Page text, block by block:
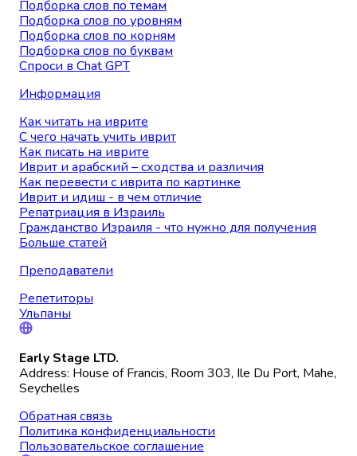
Подборка слов по темам
Подборка слов по уровням
Подборка слов по корням
Подборка слов по буквам
Спроси в Chat GPT
Информация
Как читать на иврите
С чего начать учить иврит
Как писать на иврите
Иврит и арабский – сходства и различия
Как перевести с иврита по картинке
Иврит и идиш - в чем отличие
Репатриация в Израиль
Гражданство Израиля - что нужно для получения
Больше статей
Преподаватели
Репетиторы
Ульпаны
Early Stage LTD.
Address: House of Francis, Room 303, Ile Du Port, Mahe,
Seychelles
Обратная связь
Политика конфиденциальности
Пользовательское соглашение